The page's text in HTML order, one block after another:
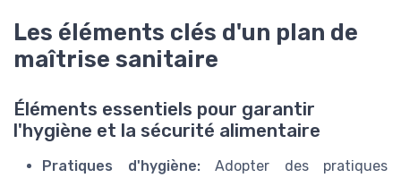
Les éléments clés d'un plan de
maîtrise sanitaire
Éléments essentiels pour garantir
l'hygiène et la sécurité alimentaire
Pratiques d'hygiène: Adopter des pratiques